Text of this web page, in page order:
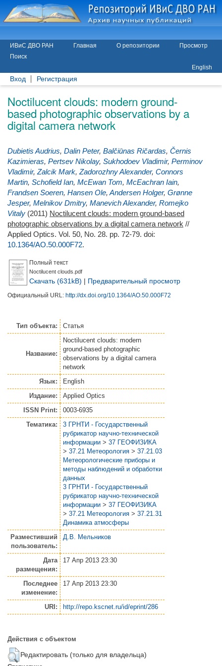
ИВиС ДВО РАН Главная О репозитории
Просмотр
Поиск
English
Вход Регистрация
Noctilucent clouds: modern ground-
based photographic observations by a
digital camera network
Dubietis Audrius, Dalin Peter, Balčiūnas Ričardas, Černis
Kazimieras, Pertsev Nikolay, Sukhodoev Vladimir, Perminov
Vladimir, Zalcik Mark, Zadorozhny Alexander, Connors
Martin, Schofield Ian, McEwan Tom, McEachran Iain,
Frandsen Soeren, Hansen Ole, Andersen Holger, Grønne
Jesper, Melnikov Dmitry, Manevich Alexander, Romejko
Vitaly (2011) Noctilucent clouds: modern ground-based
photographic observations by a digital camera network //
Applied Optics. Vol. 50, No. 28. pp. 72-79. doi:
10.1364/AO.50.000F72.
Полный текст
Noctilucent clouds.pdf
Скачать (631kB) | Предварительный просмотр
Официальный URL: http://dx.doi.org/10.1364/AO.50.000F72
Тип объекта: Статья
Название:
Noctilucent clouds: modern
ground-based photographic
observations by a digital camera
network
Язык:
English
Издание:
Applied Optics
ISSN Print:
0003-6935
Тематика:
3 ГРНТИ - Государственный
рубрикатор научно-технической
информации > 37 ГЕОФИЗИКА
> 37.21 Метеорология > 37.21.03
Метеорологические приборы и
методы наблюдений и обработки
данных
3 ГРНТИ - Государственный
рубрикатор научно-технической
информации > 37 ГЕОФИЗИКА
> 37.21 Метеорология > 37.21.31
Динамика атмосферы
Разместивший
пользователь:
Д.В. Мельников
Дата
размещения:
17 Апр 2013 23:30
Последнее
изменение:
17 Апр 2013 23:30
URI: http://repo.kscnet.ru/id/eprint/286
Действия с объектом
Редактировать (только для владельца)